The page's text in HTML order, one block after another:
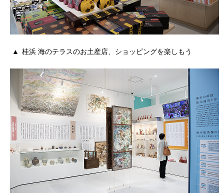
桂浜 海のテラスのお土産店、ショッピングを楽しもう